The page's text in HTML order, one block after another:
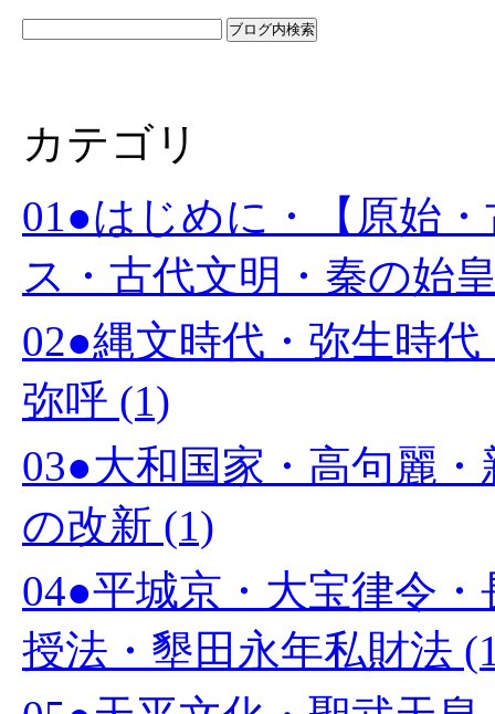
カテゴリ
01●はじめに・【原始
ス・古代文明・秦の始
02●縄文時代・弥生時
弥呼 (1)
03●大和国家・高句麗
の改新 (1)
04●平城京・大宝律令
授法・墾田永年私財法